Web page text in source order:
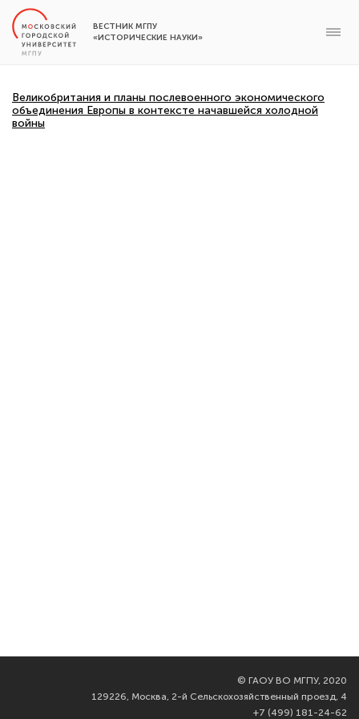
ВЕСТНИК МГПУ
«ИСТОРИЧЕСКИЕ НАУКИ»
Великобритания и планы послевоенного экономического
объединения Европы в контексте начавшейся холодной
войны
© ГАОУ ВО МГПУ, 2020
129226, Москва, 2-й Сельскохозяйственный проезд, 4
+7 (499) 181-24-62